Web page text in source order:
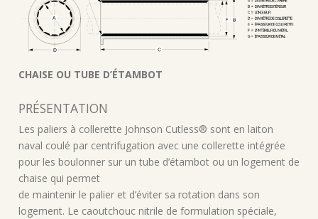
CHAISE OU TUBE D’ÉTAMBOT
PRÉSENTATION
Les paliers à collerette Johnson Cutless® sont en laiton
naval coulé par centrifugation avec une collerette intégrée
pour les boulonner sur un tube d’étambot ou un logement de
chaise qui permet
de maintenir le palier et d’éviter sa rotation dans son
logement. Le caoutchouc nitrile de formulation spéciale,